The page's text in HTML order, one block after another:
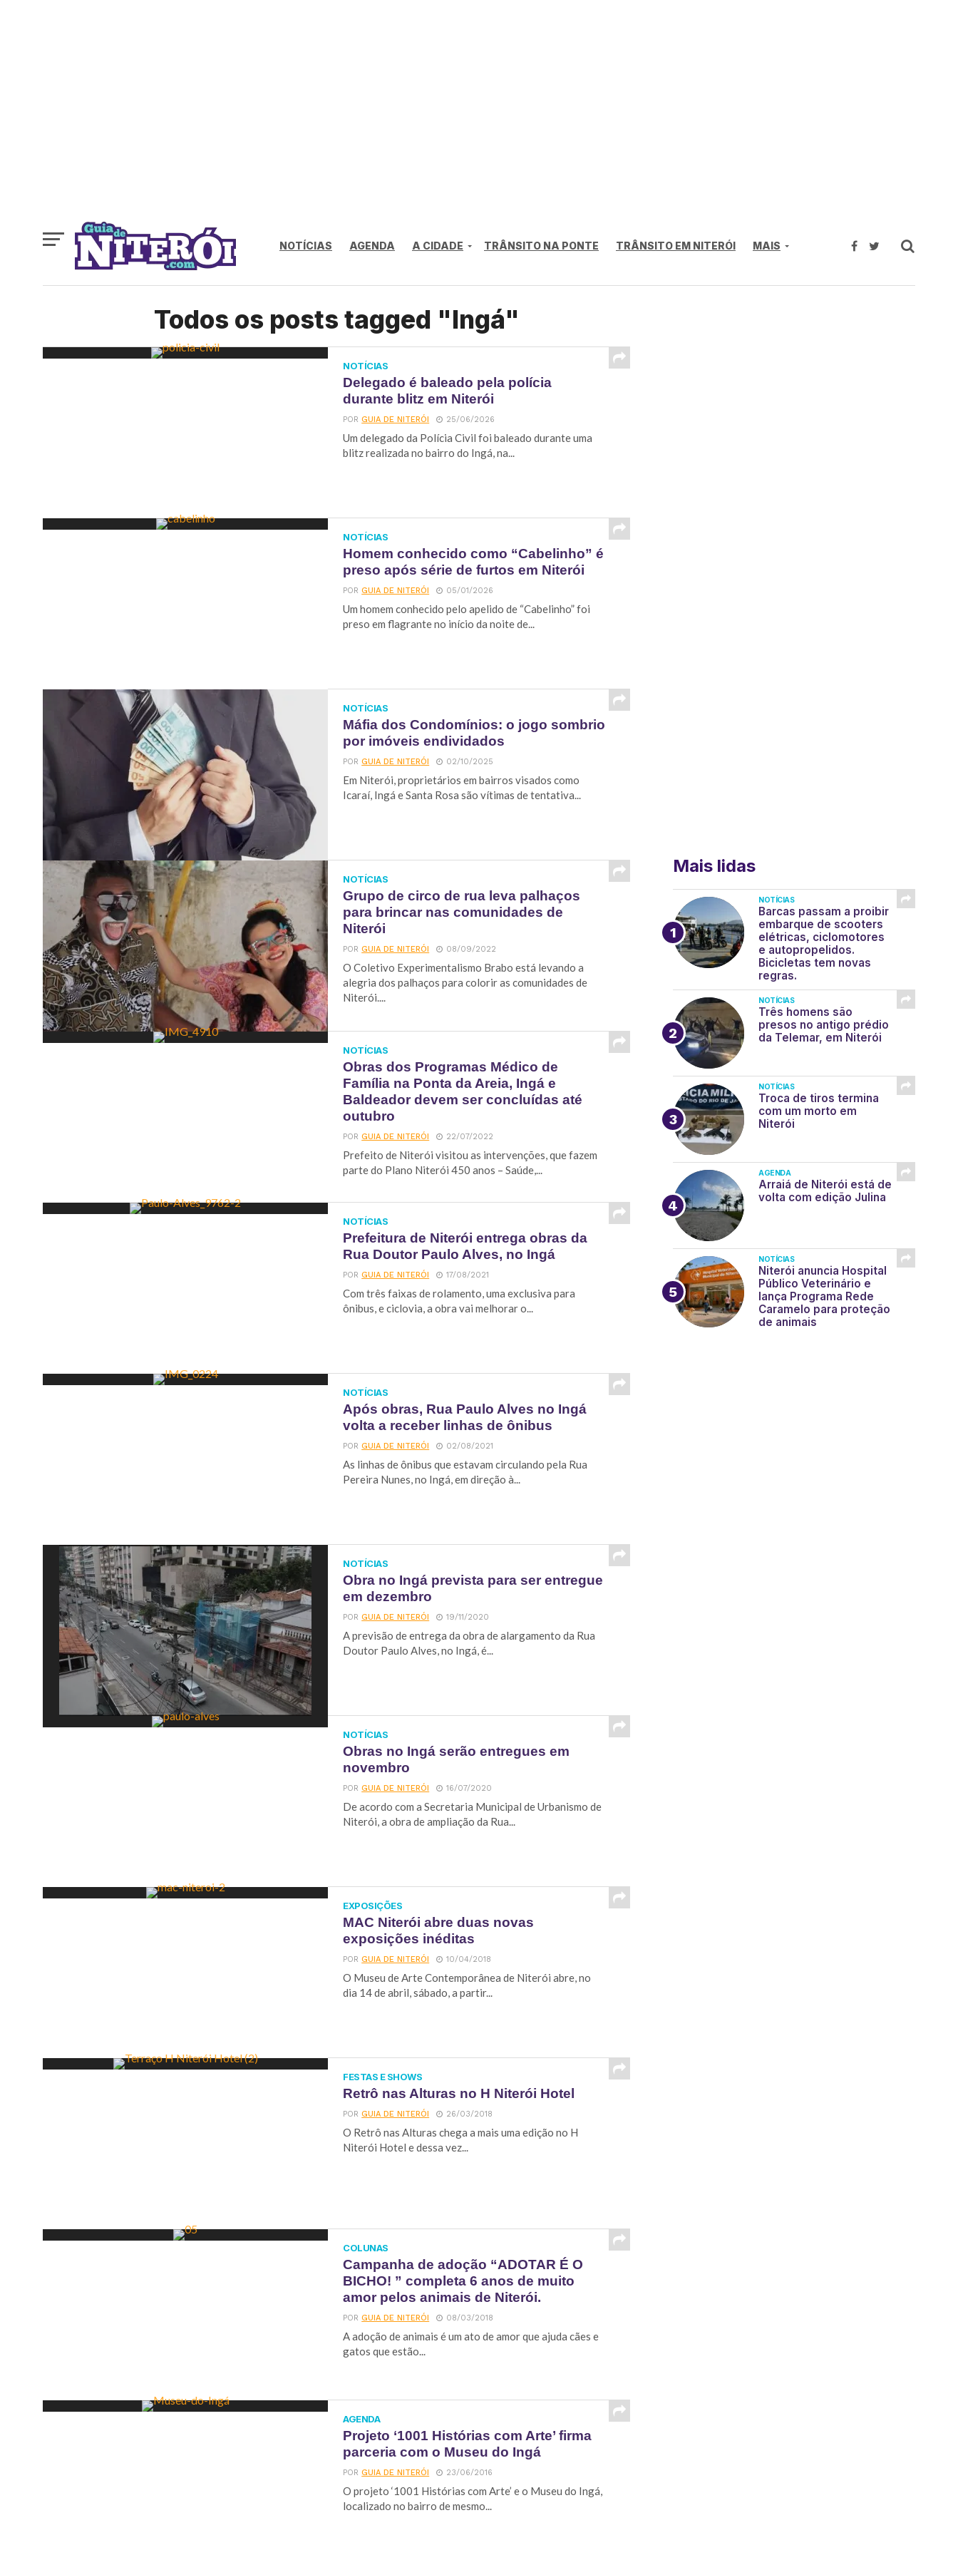
NOTÍCIAS AGENDA A CIDADE TRÂNSITO NA PONTE TRÂNSITO EM NITERÓI MAIS
Todos os posts tagged "Ingá"
NOTÍCIAS
Delegado é baleado pela polícia
durante blitz em Niterói
PORGUIA DE NITERÓI 25/06/2026
Um delegado da Polícia Civil foi baleado durante uma
blitz realizada no bairro do Ingá, na...
NOTÍCIAS
Homem conhecido como “Cabelinho” é
preso após série de furtos em Niterói
PORGUIA DE NITERÓI 05/01/2026
Um homem conhecido pelo apelido de “Cabelinho” foi
preso em flagrante no início da noite de...
NOTÍCIAS
Máfia dos Condomínios: o jogo sombrio
por imóveis endividados
PORGUIA DE NITERÓI 02/10/2025
Em Niterói, proprietários em bairros visados como
Icaraí, Ingá e Santa Rosa são vítimas de tentativa...
NOTÍCIAS
Grupo de circo de rua leva palhaços
para brincar nas comunidades de
Niterói
PORGUIA DE NITERÓI 08/09/2022
O Coletivo Experimentalismo Brabo está levando a
alegria dos palhaços para colorir as comunidades de
Niterói....
NOTÍCIAS
Obras dos Programas Médico de
Família na Ponta da Areia, Ingá e
Baldeador devem ser concluídas até
outubro
PORGUIA DE NITERÓI 22/07/2022
Prefeito de Niterói visitou as intervenções, que fazem
parte do Plano Niterói 450 anos – Saúde,...
NOTÍCIAS
Prefeitura de Niterói entrega obras da
Rua Doutor Paulo Alves, no Ingá
PORGUIA DE NITERÓI 17/08/2021
Com três faixas de rolamento, uma exclusiva para
ônibus, e ciclovia, a obra vai melhorar o...
NOTÍCIAS
Após obras, Rua Paulo Alves no Ingá
volta a receber linhas de ônibus
PORGUIA DE NITERÓI 02/08/2021
As linhas de ônibus que estavam circulando pela Rua
Pereira Nunes, no Ingá, em direção à...
NOTÍCIAS
Obra no Ingá prevista para ser entregue
em dezembro
PORGUIA DE NITERÓI 19/11/2020
A previsão de entrega da obra de alargamento da Rua
Doutor Paulo Alves, no Ingá, é...
NOTÍCIAS
Obras no Ingá serão entregues em
novembro
PORGUIA DE NITERÓI 16/07/2020
De acordo com a Secretaria Municipal de Urbanismo de
Niterói, a obra de ampliação da Rua...
EXPOSIÇÕES
MAC Niterói abre duas novas
exposições inéditas
PORGUIA DE NITERÓI 10/04/2018
O Museu de Arte Contemporânea de Niterói abre, no
dia 14 de abril, sábado, a partir...
FESTAS E SHOWS
Retrô nas Alturas no H Niterói Hotel
PORGUIA DE NITERÓI 26/03/2018
O Retrô nas Alturas chega a mais uma edição no H
Niterói Hotel e dessa vez...
COLUNAS
Campanha de adoção “ADOTAR É O
BICHO! ” completa 6 anos de muito
amor pelos animais de Niterói.
PORGUIA DE NITERÓI 08/03/2018
A adoção de animais é um ato de amor que ajuda cães e
gatos que estão...
AGENDA
Projeto ‘1001 Histórias com Arte’ firma
parceria com o Museu do Ingá
PORGUIA DE NITERÓI 23/06/2016
O projeto ‘1001 Histórias com Arte’ e o Museu do Ingá,
localizado no bairro de mesmo...
Mais lidas
NOTÍCIAS
Barcas passam a proibir
embarque de scooters
elétricas, ciclomotores
e autopropelidos.
Bicicletas tem novas
regras.
NOTÍCIAS
Três homens são
presos no antigo prédio
da Telemar, em Niterói
NOTÍCIAS
Troca de tiros termina
com um morto em
Niterói
AGENDA
Arraiá de Niterói está de
volta com edição Julina
NOTÍCIAS
Niterói anuncia Hospital
Público Veterinário e
lança Programa Rede
Caramelo para proteção
de animais